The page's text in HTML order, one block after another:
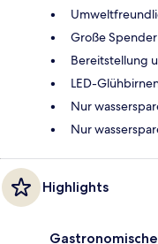
Große
Bereitstellung
LED-
Nur
Nur
Highlights